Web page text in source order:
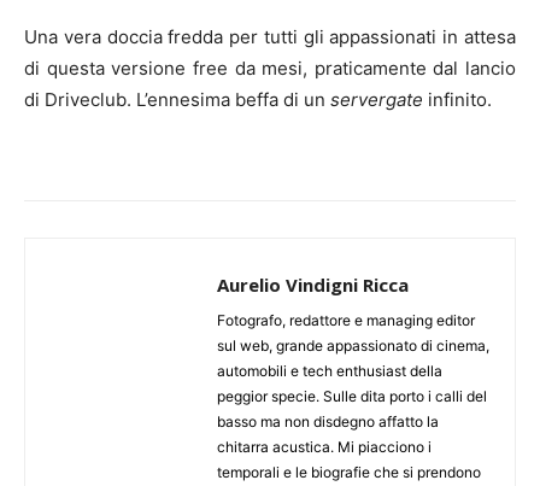
Una vera doccia fredda per tutti gli appassionati in attesa
di questa versione free da mesi, praticamente dal lancio
di Driveclub. L’ennesima beffa di un servergate infinito.
Aurelio Vindigni Ricca
Fotografo, redattore e managing editor
sul web, grande appassionato di cinema,
automobili e tech enthusiast della
peggior specie. Sulle dita porto i calli del
basso ma non disdegno affatto la
chitarra acustica. Mi piacciono i
temporali e le biografie che si prendono